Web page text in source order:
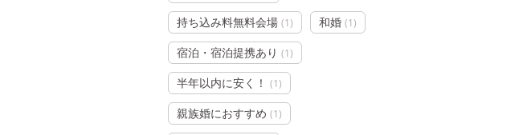
持ち込み料無料会場 (1) 和婚 (1)
宿泊・宿泊提携あり (1)
半年以内に安く！ (1)
親族婚におすすめ (1)